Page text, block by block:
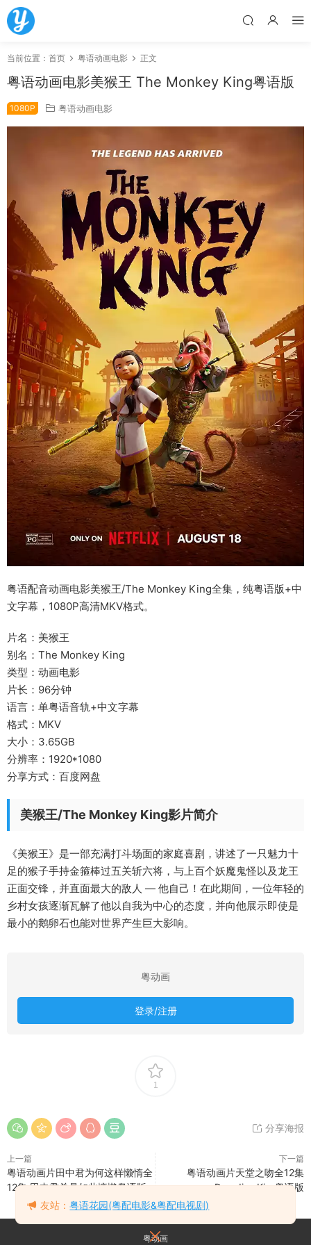
当前位置： 首页 粤语动画电影 正文
粤语动画电影美猴王 The Monkey King粤语版
1080P 粤语动画电影
粤语配音动画电影美猴王/The Monkey King全集，纯粤语版+中
文字幕，1080P高清MKV格式。
片名：美猴王
别名：The Monkey King
类型：动画电影
片长：96分钟
语言：单粤语音轨+中文字幕
格式：MKV
大小：3.65GB
分辨率：1920*1080
分享方式：百度网盘
美猴王/The Monkey King影片简介
《美猴王》是一部充满打斗场面的家庭喜剧，讲述了一只魅力十
足的猴子手持金箍棒过五关斩六将，与上百个妖魔鬼怪以及龙王
正面交锋，并直面最大的敌人 — 他自己！在此期间，一位年轻的
乡村女孩逐渐瓦解了他以自我为中心的态度，并向他展示即使是
最小的鹅卵石也能对世界产生巨大影响。
粤动画
登录/注册
1
分享海报
上一篇
粤语动画片田中君为何这样懒惰全
12集 田中君总是如此慵懒粤语版
下一篇
粤语动画片天堂之吻全12集
Paradise Kiss粤语版
粤动画
友站：粤语花园(粤配电影&粤配电视剧)